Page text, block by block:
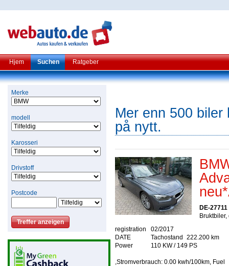
Hjem Suchen Ratgeber
Merke
modell
Karosseri
Drivstoff
Postcode
Mer enn 500
på nytt.
DE-
registration
DATE
02/2017
Tachostand
222.200 km
Power
110 KW / 149 PS
,Stromverbrauch: 0.00 kwh/100km, Fuel